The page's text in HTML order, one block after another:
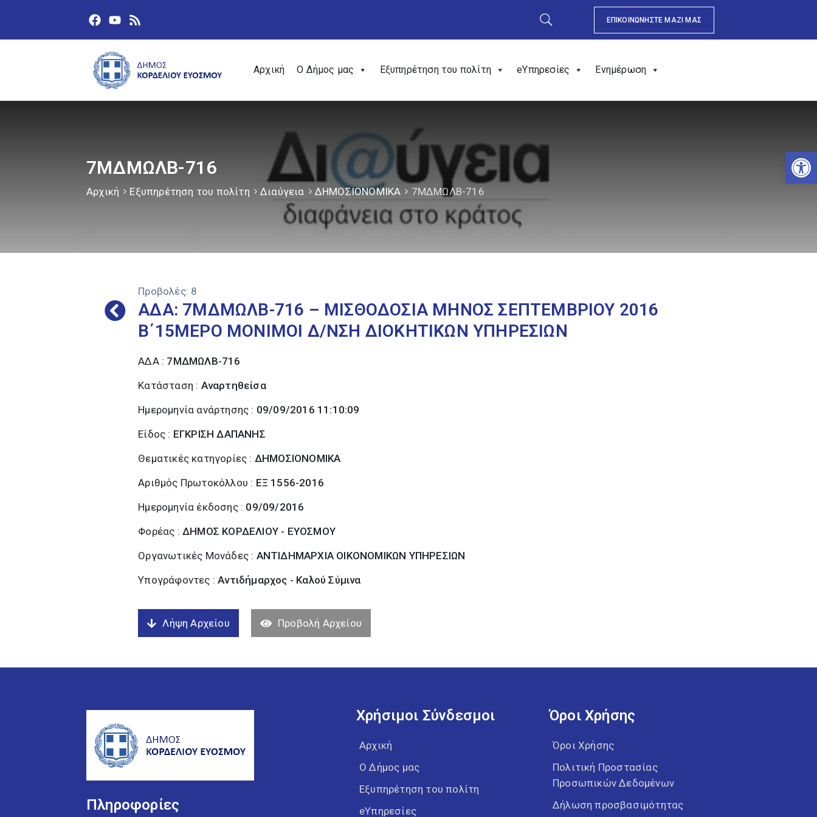
ΕΠΙΚΟΙΝΩΝΗΣΤΕ ΜΑΖΙ ΜΑΣ
Αρχική Ο Δήμος μας Εξυπηρέτηση του πολίτη eΥπηρεσίες Ενημέρωση
7ΜΔΜΩΛΒ-716
Αρχική Εξυπηρέτηση του πολίτη Διαύγεια ΔΗΜΟΣΙΟΝΟΜΙΚΑ 7ΜΔΜΩΛΒ-716
Προβολές: 8
ΑΔΑ: 7ΜΔΜΩΛΒ-716 – ΜΙΣΘΟΔΟΣΙΑ ΜΗΝΟΣ ΣΕΠΤΕΜΒΡΙΟΥ 2016
Β΄15ΜΕΡΟ ΜΟΝΙΜΟΙ Δ/ΝΣΗ ΔΙΟΚΗΤΙΚΩΝ ΥΠΗΡΕΣΙΩΝ
ΑΔΑ : 7ΜΔΜΩΛΒ-716
Κατάσταση : Αναρτηθείσα
Ημερομηνία ανάρτησης : 09/09/2016 11:10:09
Είδος : ΕΓΚΡΙΣΗ ΔΑΠΑΝΗΣ
Θεματικές κατηγορίες : ΔΗΜΟΣΙΟΝΟΜΙΚΑ
Αριθμός Πρωτοκόλλου : ΕΞ 1556-2016
Ημερομηνία έκδοσης : 09/09/2016
Φορέας :ΔΗΜΟΣ ΚΟΡΔΕΛΙΟΥ - ΕΥΟΣΜΟΥ
Οργανωτικές Μονάδες : ΑΝΤΙΔΗΜΑΡΧΙΑ ΟΙΚΟΝΟΜΙΚΩΝ ΥΠΗΡΕΣΙΩΝ
Υπογράφοντες :Αντιδήμαρχος - Καλού Σύµινα
Λήψη Αρχείου Προβολή Αρχείου
Πληροφορίες
Χρήσιμοι Σύνδεσμοι
Αρχική
Ο Δήμος μας
Εξυπηρέτηση του πολίτη
eΥπηρεσίες
Όροι Χρήσης
Όροι Χρήσης
Πολιτική Προστασίας
Προσωπικών Δεδομένων
Δήλωση προσβασιμότητας